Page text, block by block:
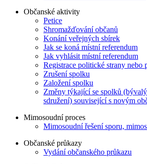
Občanské aktivity
Petice
Shromažďování občanů
Konání veřejných sbírek
Jak se koná místní referendum
Jak vyhlásit místní referendum
Registrace politické strany nebo
Zrušení spolku
Založení spolku
Změny týkající se spolků
sdružení) související s novým
Mimosoudní proces
Mimosoudní řešení sporu,
Občanské průkazy
Vydání občanského průkazu